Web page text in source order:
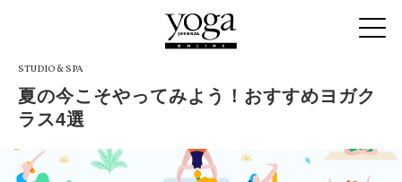
STUDIO & SPA
夏の今こそやってみよう！おすすめヨガク
ラス4選